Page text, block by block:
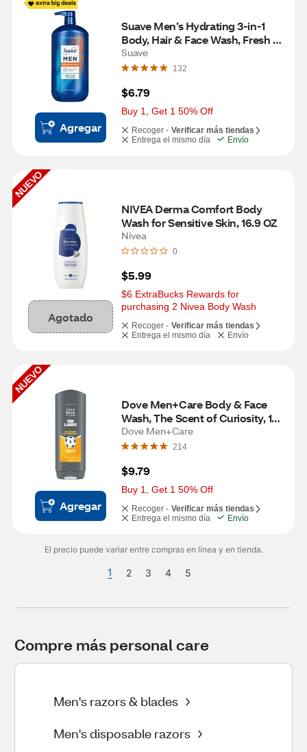
Agregar
Suave Men’s Hydrating 3-in-1
Body, Hair & Face Wash, Fresh
Citrus & Musk, 30 OZ
Suave
132
$6.79
Buy 1, Get 1 50% Off
Recoger - Verificar más tiendas
Entrega el mismo día
Envío
NUEVO
Agotado
NIVEA Derma Comfort Body
Wash for Sensitive Skin, 16.9 OZ
Nivea
0
$5.99
$6 ExtraBucks Rewards for
purchasing 2 Nivea Body Wash
Recoger - Verificar más tiendas
Entrega el mismo día
Envío
NUEVO
Agregar
Dove Men+Care Body & Face
Wash, The Scent of Curiosity, 18
OZ
Dove Men+Care
214
$9.79
Buy 1, Get 1 50% Off
Recoger - Verificar más tiendas
Entrega el mismo día
Envío
El precio puede variar entre compras en línea y en tienda.
1 2 3 4 5
Compre más personal care
Men's razors & blades
Men's disposable razors